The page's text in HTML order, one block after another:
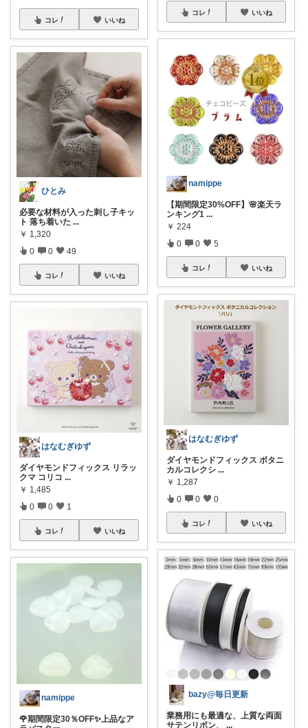
コレ いいね
ひとみ
必要な材料が入った刺し子キッ
ト 落ち着いた ...
￥ 1,320
0 0 49
コレ いいね
はなむぎゆず
ダイヤモンドフィックス リラッ
クマ コリコ ...
￥ 1,485
0 0 1
コレ いいね
namippe
🌹期間限定30％OFF✨上品なア
コレ いいね
namippe
【期間限定30%OFF】🌸楽天ラ
ンキング1 ...
￥ 224
0 0 5
コレ いいね
はなむぎゆず
ダイヤモンドフィックス ボタニ
カルコレクシ ...
￥ 1,287
0 0 0
コレ いいね
bazy@毎日更新
業務用にも最適な、上質な両面
サテンリボン、
...